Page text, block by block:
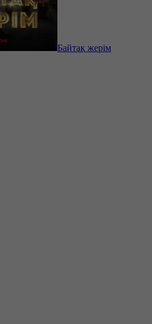
Байтақ жерім